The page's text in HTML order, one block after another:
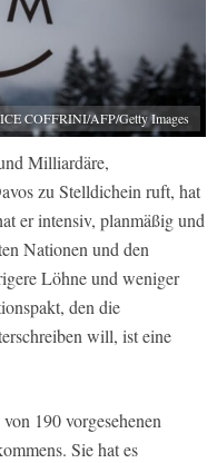
COFFRINI/AFP/Getty Images
Milliardäre,
zu Stelldichein ruft, hat
er intensiv, planmäßig und
Nationen und den
Löhne und weniger
den die
will, ist eine
190 vorgesehenen
Sie hat es